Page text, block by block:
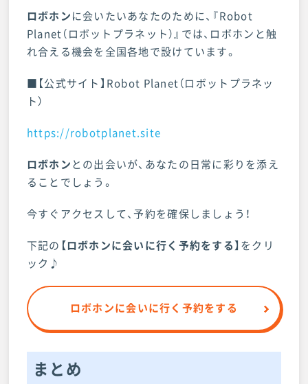
ロボホンに会いたいあなたのために、『Robot
Planet（ロボットプラネット）』では、ロボホンと触
れ合える機会を全国各地で設けています。
■【公式サイト】Robot Planet（ロボットプラネッ
ト）
https://robotplanet.site
ロボホンとの出会いが、あなたの日常に彩りを添え
ることでしょう。
今すぐアクセスして、予約を確保しましょう！
下記の 【ロボホンに会いに行く予約をする】をクリ
ック♪
ロボホンに会いに行く予約をする
まとめ